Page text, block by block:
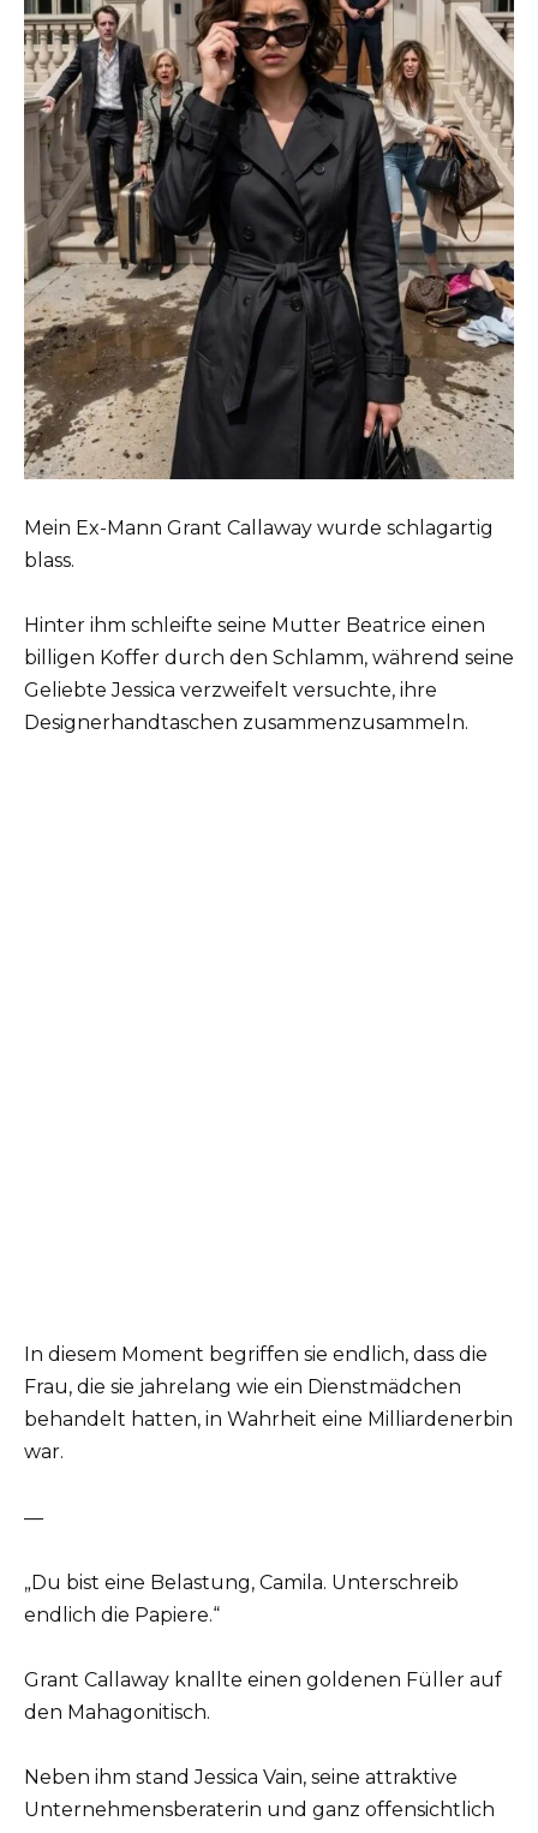
Mein Ex-Mann Grant Callaway wurde schlagartig
blass.
Hinter ihm schleifte seine Mutter Beatrice einen
billigen Koffer durch den Schlamm, während seine
Geliebte Jessica verzweifelt versuchte, ihre
Designerhandtaschen zusammenzusammeln.
In diesem Moment begriffen sie endlich, dass die
Frau, die sie jahrelang wie ein Dienstmädchen
behandelt hatten, in Wahrheit eine Milliardenerbin
war.
—
„Du bist eine Belastung, Camila. Unterschreib
endlich die Papiere.“
Grant Callaway knallte einen goldenen Füller auf
den Mahagonitisch.
Neben ihm stand Jessica Vain, seine attraktive
Unternehmensberaterin und ganz offensichtlich